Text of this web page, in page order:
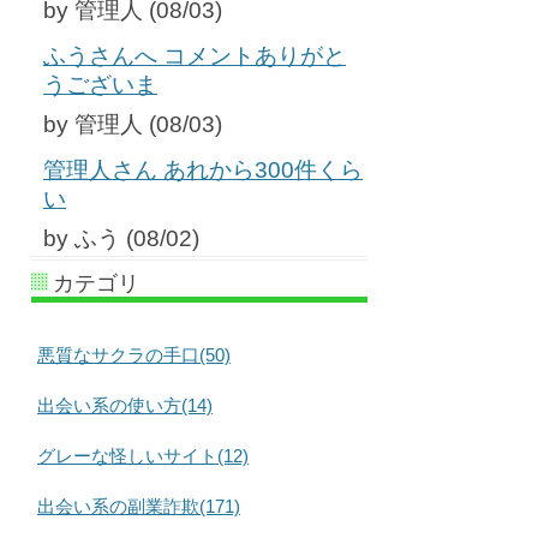
by 管理人 (08/03)
ふうさんへ コメントありがと
うございま
by 管理人 (08/03)
管理人さん あれから300件くら
い
by ふう (08/02)
カテゴリ
悪質なサクラの手口(50)
出会い系の使い方(14)
グレーな怪しいサイト(12)
出会い系の副業詐欺(171)